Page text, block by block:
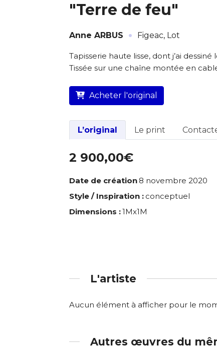
L’artiste assume
"Terre de feu"
Anne ARBUS · Figeac, Lot
Tapisserie haute lisse, dont j’ai dessiné
Tissée sur une chaîne montée en
Acheter l'original
L’original Le print
2 900,00€
Date de création 8 novembre 2020
Style / Inspiration : conceptuel
Dimensions :1Mx1M
L'artiste
Aucun élément à afficher pour le
Autres œuvres du